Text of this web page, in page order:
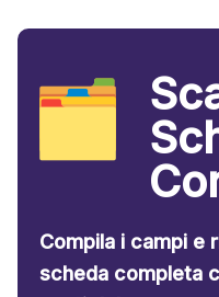
Compila i campi e
scheda completa